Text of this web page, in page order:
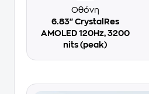
Οθόνη
6.83'' CrystalRes
AMOLED 120Hz, 3200
nits (peak)